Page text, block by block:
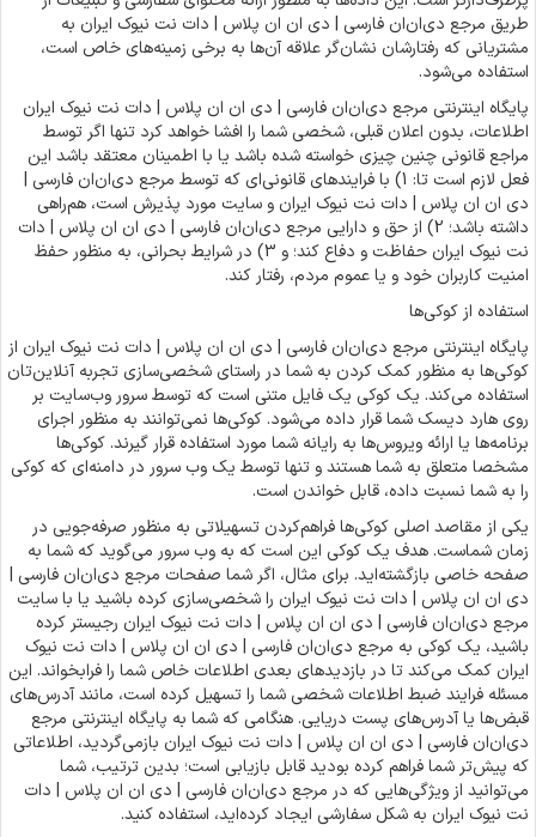
طریق مرجع دی‌ان‌ان فارسی | دی ان ان پلاس | دات نت نیوک ایران به
مشتریانی که رفتارشان نشان‌گر علاقه آن‌ها به برخی زمینه‌های خاص است،
استفاده می‌شود.
پایگاه اینترنتی مرجع دی‌ان‌ان فارسی | دی ان ان پلاس | دات نت نیوک ایران
اطلاعات، بدون اعلان قبلی، شخصی شما را افشا خواهد کرد تنها اگر توسط
مراجع قانونی چنین چیزی خواسته شده باشد یا با اطمینان معتقد باشد این
فعل لازم است تا: 1) با فرایندهای قانونی‌ای که توسط مرجع دی‌ان‌ان فارسی |
دی ان ان پلاس | دات نت نیوک ایران و سایت مورد پذیرش است، هم‌راهی
داشته باشد؛ 2) از حق و دارایی‌ مرجع دی‌ان‌ان فارسی | دی ان ان پلاس | دات
نت نیوک ایران حفاظت و دفاع کند؛ و 3) در شرایط بحرانی، به منظور حفظ
امنیت کاربران خود و یا عموم مردم، رفتار کند.
استفاده از کوکی‌ها
پایگاه اینترنتی مرجع دی‌ان‌ان فارسی | دی ان ان پلاس | دات نت نیوک ایران از
کوکی‌ها به منظور کمک کردن به شما در راستای شخصی‌سازی تجربه آنلاین‌تان
استفاده می‌کند. یک کوکی یک فایل متنی است که توسط سرور وب‌سایت بر
روی هارد دیسک شما قرار داده می‌شود. کوکی‌ها نمی‌توانند به منظور اجرای
برنامه‌ها یا ارائه ویروس‌ها به رایانه شما مورد استفاده قرار گیرند. کوکی‌ها
مشخصا متعلق به شما هستند و تنها توسط یک وب سرور در دامنه‌ای که کوکی
را به شما نسبت داده، قابل خواندن است.
یکی از مقاصد اصلی کوکی‌ها فراهم‌کردن تسهیلاتی به منظور صرفه‌جویی در
زمان شماست. هدف یک کوکی این است که به وب سرور می‌گوید که شما به
صفحه خاصی بازگشته‌اید. برای مثال، اگر شما صفحات مرجع دی‌ان‌ان فارسی |
دی ان ان پلاس | دات نت نیوک ایران را شخصی‌سازی کرده باشید یا با سایت
مرجع دی‌ان‌ان فارسی | دی ان ان پلاس | دات نت نیوک ایران رجیستر کرده
باشید، یک کوکی به مرجع دی‌ان‌ان فارسی | دی ان ان پلاس | دات نت نیوک
ایران کمک می‌کند تا در بازدیدهای بعدی اطلاعات خاص شما را فرابخواند. این
مسئله فرایند ضبط اطلاعات شخصی شما را تسهیل کرده است، مانند آدرس‌های
قبض‌ها یا آدرس‌های پست دریایی. هنگامی که شما به پایگاه اینترنتی مرجع
دی‌ان‌ان فارسی | دی ان ان پلاس | دات نت نیوک ایران بازمی‌گردید، اطلاعاتی
که پیش‌تر شما فراهم کرده بودید قابل بازیابی است؛ بدین ترتیب، شما
می‌توانید از ویژگی‌هایی که در مرجع دی‌ان‌ان فارسی | دی ان ان پلاس | دات
نت نیوک ایران به شکل سفارشی ایجاد کرده‌اید، استفاده کنید.